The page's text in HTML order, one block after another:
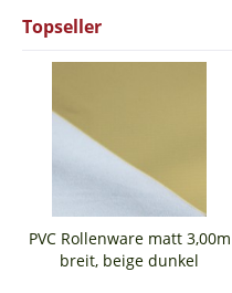
Topseller
PVC Rollenware matt 3,00m
breit, beige dunkel